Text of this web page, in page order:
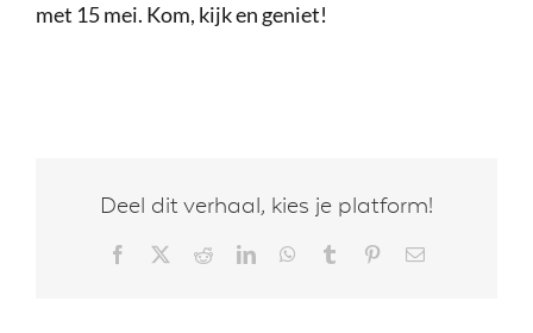
met 15 mei. Kom, kijk en geniet!
Deel dit verhaal, kies je platform!
Facebook RedditLinkedInWhatsApp
Tumblr Pinterest
E-